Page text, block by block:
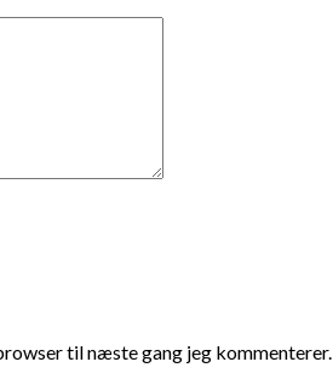
til næste gang jeg kommenterer.